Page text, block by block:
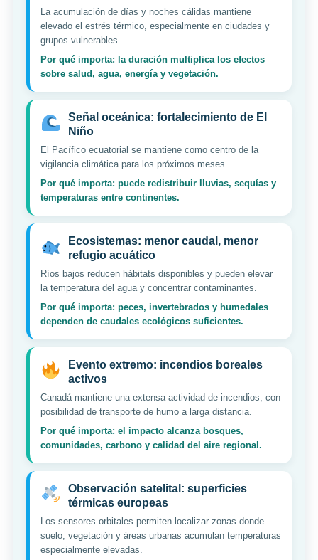
La acumulación de días y noches cálidas mantiene
elevado el estrés térmico, especialmente en ciudades y
grupos vulnerables.
Por qué importa: la duración multiplica los efectos
sobre salud, agua, energía y vegetación.
Señal oceánica: fortalecimiento de El
Niño
El Pacífico ecuatorial se mantiene como centro de la
vigilancia climática para los próximos meses.
Por qué importa: puede redistribuir lluvias, sequías y
temperaturas entre continentes.
Ecosistemas: menor caudal, menor
refugio acuático
Ríos bajos reducen hábitats disponibles y pueden elevar
la temperatura del agua y concentrar contaminantes.
Por qué importa: peces, invertebrados y humedales
dependen de caudales ecológicos suficientes.
Evento extremo: incendios boreales
activos
Canadá mantiene una extensa actividad de incendios, con
posibilidad de transporte de humo a larga distancia.
Por qué importa: el impacto alcanza bosques,
comunidades, carbono y calidad del aire regional.
Observación satelital: superficies
térmicas europeas
Los sensores orbitales permiten localizar zonas donde
suelo, vegetación y áreas urbanas acumulan temperaturas
especialmente elevadas.